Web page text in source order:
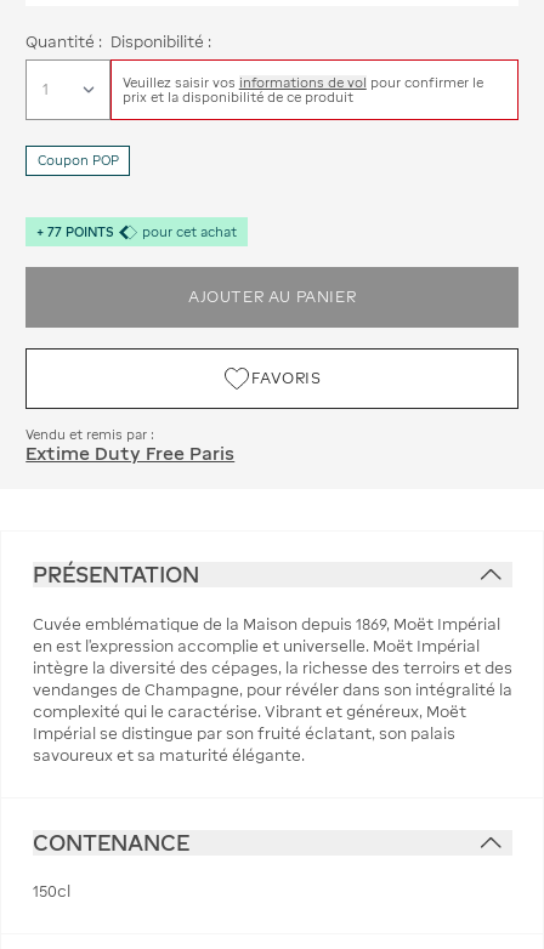
Quantité : Disponibilité :
Veuillez saisir vos informations de vol pour confirmer le
prix et la disponibilité de ce produit
Coupon POP
+ 77 POINTS pour cet achat
AJOUTER AU PANIER
FAVORIS
Vendu et remis par :
Extime Duty Free Paris
PRÉSENTATION
Cuvée emblématique de la Maison depuis 1869, Moët Impérial
en est l'expression accomplie et universelle. Moët Impérial
intègre la diversité des cépages, la richesse des terroirs et des
vendanges de Champagne, pour révéler dans son intégralité la
complexité qui le caractérise. Vibrant et généreux, Moët
Impérial se distingue par son fruité éclatant, son palais
savoureux et sa maturité élégante.
CONTENANCE
150cl